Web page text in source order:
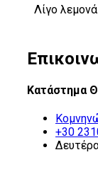
Λίγο
Κατάστημα
+30